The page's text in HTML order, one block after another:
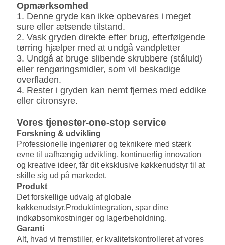
Opmærksomhed
1. Denne gryde kan ikke opbevares i meget
sure eller ætsende tilstand.
2. Vask gryden direkte efter brug, efterfølgende
tørring hjælper med at undgå vandpletter
3. Undgå at bruge slibende skrubbere (ståluld)
eller rengøringsmidler, som vil beskadige
overfladen.
4. Rester i gryden kan nemt fjernes med eddike
eller citronsyre.
Vores tjenester-one-stop service
Forskning & udvikling
Professionelle ingeniører og teknikere med stærk
evne til uafhængig udvikling, kontinuerlig innovation
og kreative ideer, får dit eksklusive køkkenudstyr til at
skille sig ud på markedet.
Produkt
Det forskellige udvalg af globale
køkkenudstyr,Produktintegration, spar dine
indkøbsomkostninger og lagerbeholdning.
Garanti
Alt, hvad vi fremstiller, er kvalitetskontrolleret af vores